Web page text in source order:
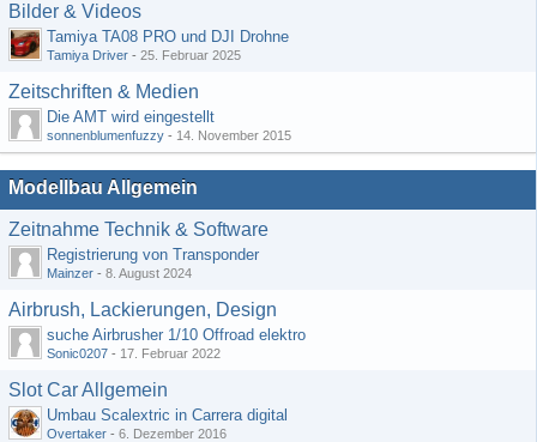
Bilder & Videos
Tamiya TA08 PRO und DJI Drohne
Tamiya Driver - 25. Februar 2025
Zeitschriften & Medien
Die AMT wird eingestellt
sonnenblumenfuzzy - 14. November 2015
Modellbau Allgemein
Zeitnahme Technik & Software
Registrierung von Transponder
Mainzer - 8. August 2024
Airbrush, Lackierungen, Design
suche Airbrusher 1/10 Offroad elektro
Sonic0207 - 17. Februar 2022
Slot Car Allgemein
Umbau Scalextric in Carrera digital
Overtaker - 6. Dezember 2016